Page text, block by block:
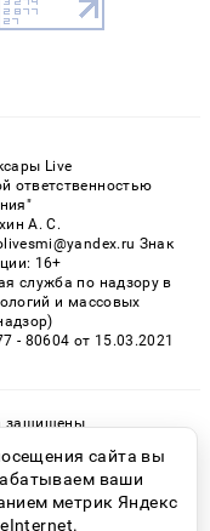
Live
ответственностью
А. С.
Знак
16+
служба по надзору в
и массовых
80604 от 15.03.2021
защищены
16+
сайта вы
ваши
метрик Яндекс